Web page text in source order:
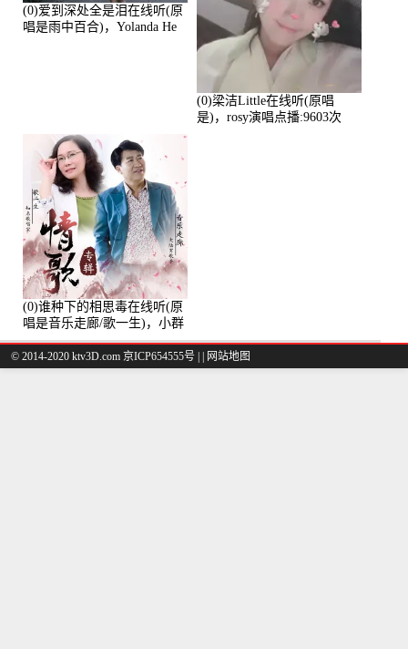
(0)爱到深处全是泪在线听(原
唱是雨中百合)，Yolanda He
(0)梁洁Little在线听(原唱
是)，rosy演唱点播:9603次
(0)谁种下的相思毒在线听(原
唱是音乐走廊/歌一生)，小群
演唱点播:8975次
© 2014-2020 ktv3D.com 京ICP654555号 | 网站地图